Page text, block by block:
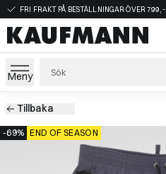
FRI FRAKT PÅ BESTÄLLNINGAR ÖVER 799,-
Meny
Tillbaka
-69% END OF SEASON